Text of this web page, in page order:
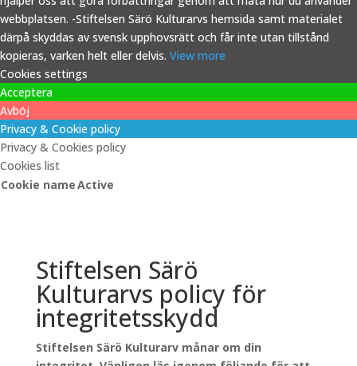
webbplatsen. -Stiftelsen Särö Kulturarvs hemsida samt materialet
därpå skyddas av svensk upphovsrätt och får inte utan tillstånd
kopieras, varken helt eller delvis. View more
Cookies settings
Acceptera
Avböj
Privacy & Cookie policy
Privacy & Cookies policy
Cookies list
Cookie nameActive
Stiftelsen Särö
Kulturarvs policy för
integritetsskydd
Stiftelsen Särö Kulturarv månar om din